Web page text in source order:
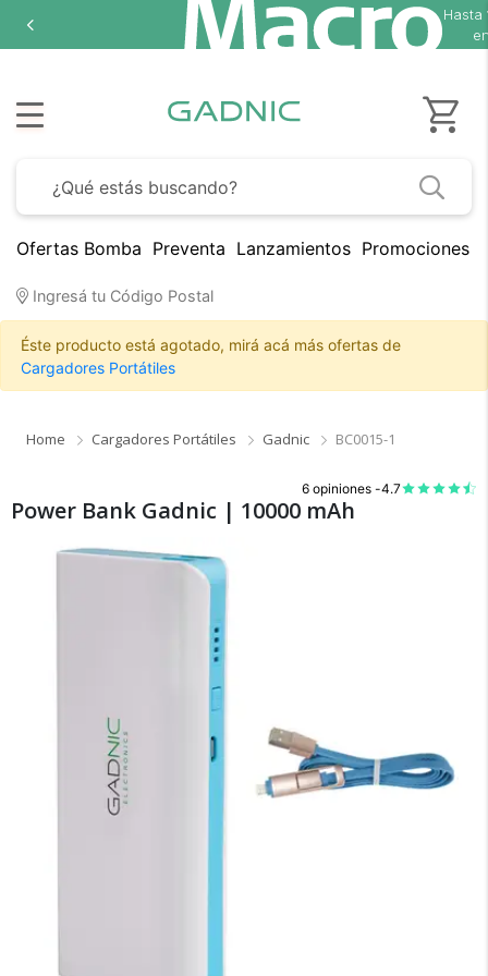
Hasta18
en
Ofertas Bomba Preventa Lanzamientos Promociones
Ingresá tu Código Postal
Éste producto está agotado, mirá acá más ofertas de
Cargadores Portátiles
Home Cargadores Portátiles Gadnic BC0015-1
6 opiniones -4.7
Power Bank Gadnic | 10000 mAh
Medios de Pago